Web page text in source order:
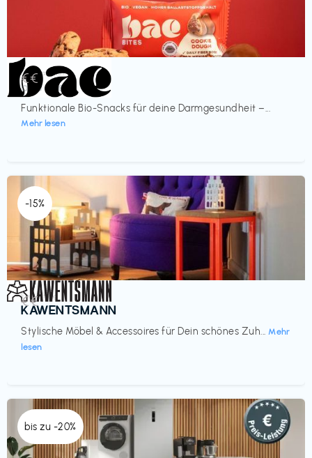
Lebensmittel
bae Treat
Funktionale Bio-Snacks für deine Darmgesundheit –...
Mehr lesen
€€‎
-15%
Einrichtung
KAWENTSMANN
Stylische Möbel & Accessoires für Dein schönes Zuh... Mehr
lesen
€€‎
bis zu -20%